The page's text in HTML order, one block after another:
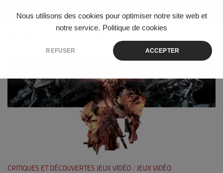
Nous utilisons des cookies pour optimiser notre site web et
notre service. Politique de cookies
REFUSER ACCEPTER
Skip to content
CRITIQUES ET DÉCOUVERTES JEUX VIDÉO / JEUX VIDÉO